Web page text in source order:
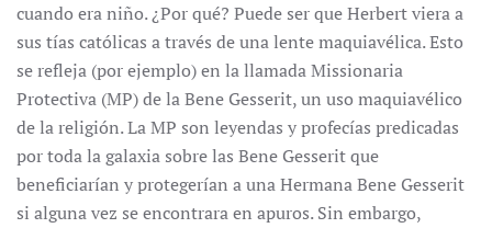
cuando era niño. ¿Por qué? Puede ser que Herbert viera a
sus tías católicas a través de una lente maquiavélica. Esto
se refleja (por ejemplo) en la llamada Missionaria
Protectiva (MP) de la Bene Gesserit, un uso maquiavélico
de la religión. La MP son leyendas y profecías predicadas
por toda la galaxia sobre las Bene Gesserit que
beneficiarían y protegerían a una Hermana Bene Gesserit
si alguna vez se encontrara en apuros. Sin embargo,